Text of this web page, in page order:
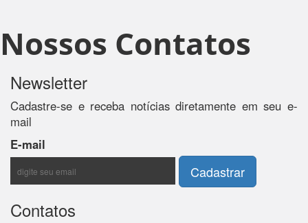
Nossos Contatos
Newsletter
Cadastre-se e receba notícias diretamente em seu e-
mail
E-mail
Contatos